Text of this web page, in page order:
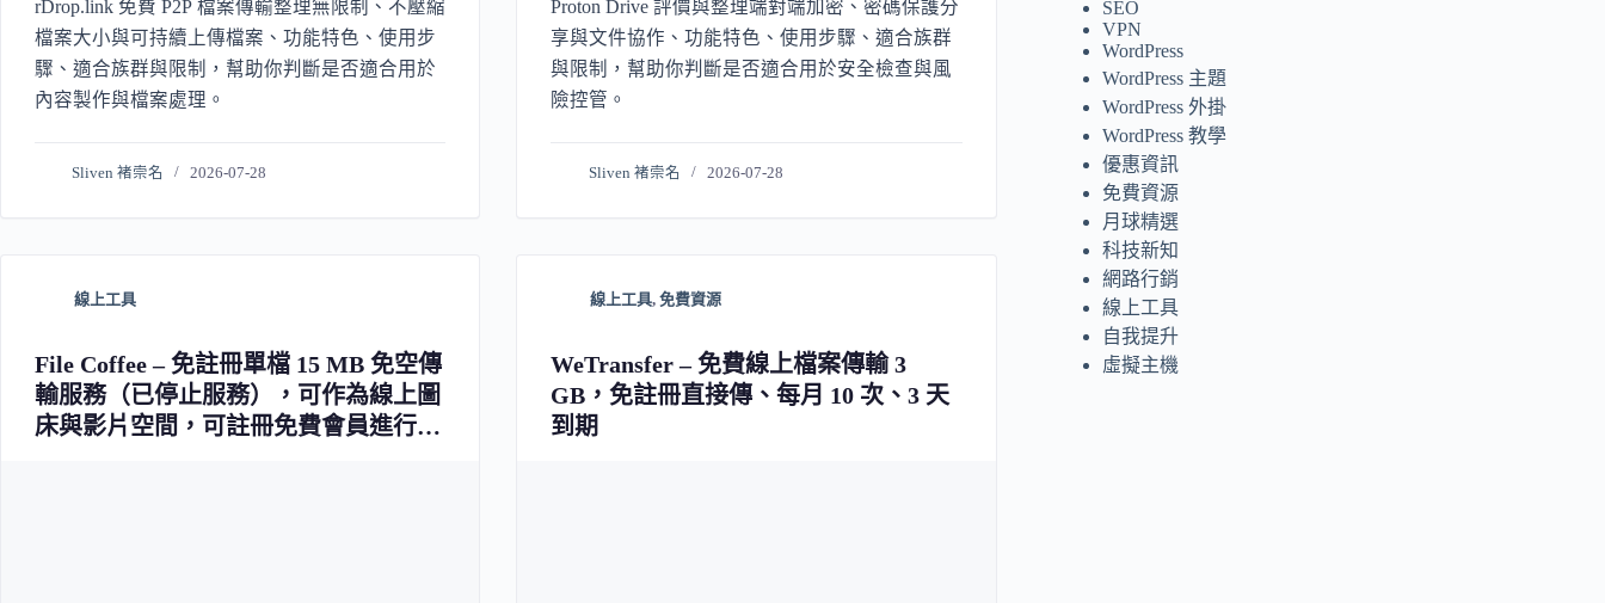
rDrop.link 免費 P2P 檔案傳輸整理無限制、不壓縮
檔案大小與可持續上傳檔案、功能特色、使用步
驟、適合族群與限制，幫助你判斷是否適合用於
內容製作與檔案處理。
Sliven 褚崇名 2026-07-28
Proton Drive 評價與整理端對端加密、密碼保護分
享與文件協作、功能特色、使用步驟、適合族群
與限制，幫助你判斷是否適合用於安全檢查與風
險控管。
Sliven 褚崇名 2026-07-28
線上工具
File Coffee – 免註冊單檔 15 MB 免空傳
輸服務（已停止服務），可作為線上圖
床與影片空間，可註冊免費會員進行檔
線上工具, 免費資源
WeTransfer – 免費線上檔案傳輸 3
GB，免註冊直接傳、每月 10 次、3 天
到期
SEO
VPN
WordPress
WordPress 主題
WordPress 外掛
WordPress 教學
優惠資訊
免費資源
月球精選
科技新知
網路行銷
線上工具
自我提升
虛擬主機